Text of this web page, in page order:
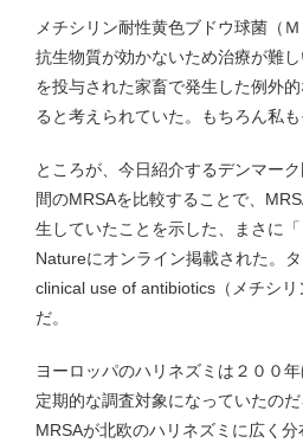
メチシリン耐性黄色ブドウ球菌（
抗生物質が効かないため治療が難
を投与された家畜で発生した例外
ると考えられていた。もちろん私も
ところが、今日紹介するデンマー
間のMRSAを比較することで、
生していたことを示した、まさに
Natureにオンライン掲載された。
clinical use of antibiotics（メチシ
だ。
ヨーロッパのハリネズミは２００
定期的な調査対象になっていたの
MRSAが北欧のハリネズミに広く